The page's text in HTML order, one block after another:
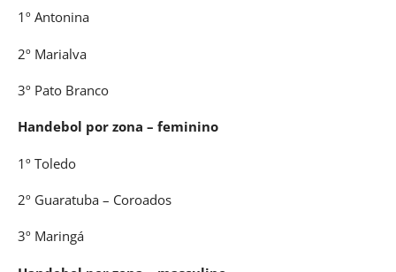
1º Antonina
2º Marialva
3º Pato Branco
Handebol por zona – feminino
1º Toledo
2º Guaratuba – Coroados
3º Maringá